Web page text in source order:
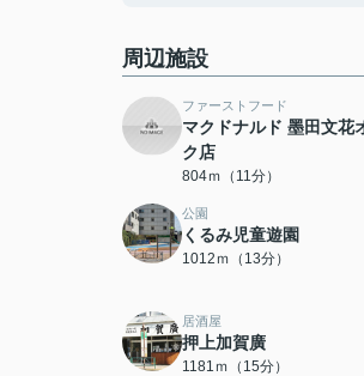
周辺施設
ファーストフード
マクドナルド 墨田文花
ク店
804ｍ（11分）
公園
くるみ児童遊園
1012ｍ（13分）
居酒屋
押上加賀廣
1181ｍ（15分）